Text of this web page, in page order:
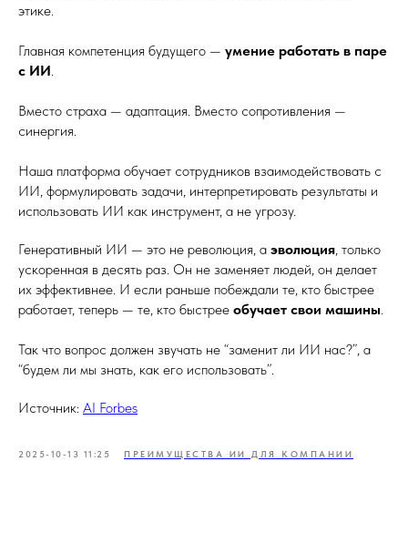
этике.
Главная компетенция будущего — умение работать в паре
с ИИ.
Вместо страха — адаптация. Вместо сопротивления —
синергия.
Наша платформа обучает сотрудников взаимодействовать с
ИИ, формулировать задачи, интерпретировать результаты и
использовать ИИ как инструмент, а не угрозу.
Генеративный ИИ — это не революция, а эволюция, только
ускоренная в десять раз. Он не заменяет людей, он делает
их эффективнее. И если раньше побеждали те, кто быстрее
работает, теперь — те, кто быстрее обучает свои машины.
Так что вопрос должен звучать не “заменит ли ИИ нас?”, а
“будем ли мы знать, как его использовать”.
Источник: AI Forbes
2025-10-13 11:25 ПРЕИМУЩЕСТВА ИИ ДЛЯ КОМПАНИИ